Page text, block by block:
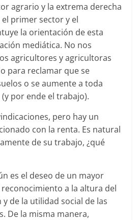
agrario y la extrema derecha
primer sector y el
la orientación de esta
mediática. No nos
agricultores y agricultoras
para reclamar que se
o se aumente a toda
por ende el trabajo).
pero hay un
con la renta. Es natural
de su trabajo, ¿qué
es el deseo de un mayor
a la altura del
de la utilidad social de las
De la misma manera,